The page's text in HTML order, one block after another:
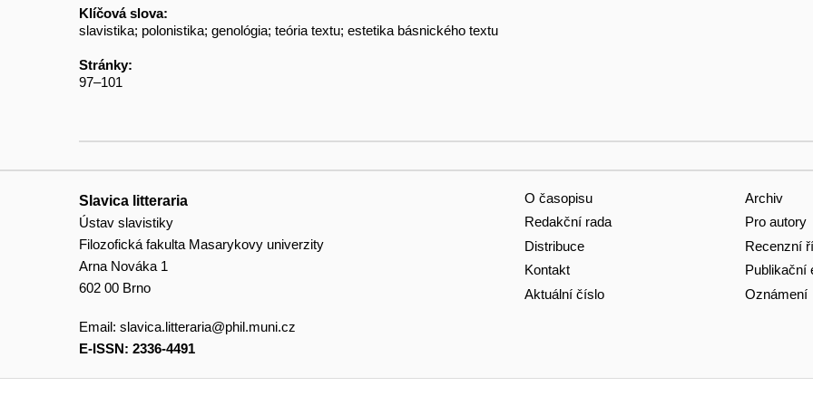
Klíčová slova:
slavistika; polonistika; genológia; teória textu; estetika básnického textu
Stránky:
97–101
Slavica litteraria
Ústav slavistiky
Filozofická fakulta Masarykovy univerzity
Arna Nováka 1
602 00 Brno
Email: slavica.litteraria@phil.muni.cz
E-ISSN: 2336-4491
O časopisu
Redakční rada
Distribuce
Kontakt
Aktuální číslo
Archiv
Pro autory
Recenzní
Publikační
Oznámení